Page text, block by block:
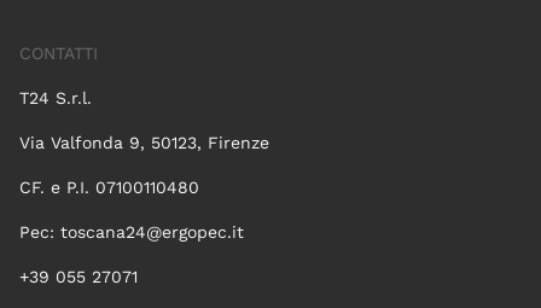
CONTATTI
T24 S.r.l.
Via Valfonda 9, 50123, Firenze
CF. e P.I. 07100110480
Pec: toscana24@ergopec.it
+39 055 27071